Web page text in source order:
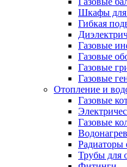
Шкафы для
Гибкая
Газовые
Газовые
Газовые
Газовые
Отопление и
Газовые
Газовые
Радиаторы
Трубы для